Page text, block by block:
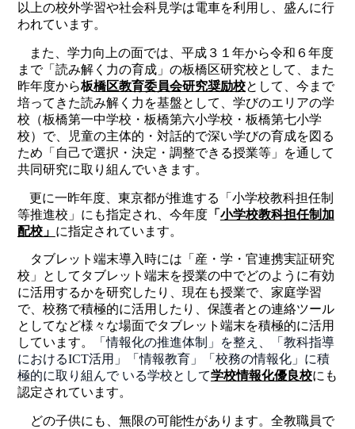
以上の校外学習や社会科見学は電車を利用し、盛んに行
われています。
また、学力向上の面では、平成３１年から令和６年度
まで「読み解く力の育成」の板橋区研究校として、また
昨年度から板橋区教育委員会研究奨励校として、今まで
培ってきた読み解く力を基盤として、学びのエリアの学
校（板橋第一中学校・板橋第六小学校・板橋第七小学
校）で、児童の主体的・対話的で深い学びの育成を図る
ため「自己で選択・決定・調整できる授業等」を通して
共同研究に取り組んでいきます。
更に一昨年度、東京都が推進する「小学校教科担任制
等推進校」にも指定され、今年度「 小学校教科担任制加
配校」 に指定されています。
タブレット端末導入時には「産・学・官連携実証研究
校」としてタブレット端末を授業の中でどのように有効
に活用するかを研究したり、現在も授業で、家庭学習
で、校務で積極的に活用したり、保護者との連絡ツール
としてなど様々な場面でタブレット端末を積極的に活用
しています。
「情報化の推進体制」を整え、「教科指導
におけるICT活用」「情報教育」「校務の情報化」に積
極的に取り組んで いる学校として学校情報化優良校にも
認定されています。
どの子供にも、無限の可能性があります。全教職員で